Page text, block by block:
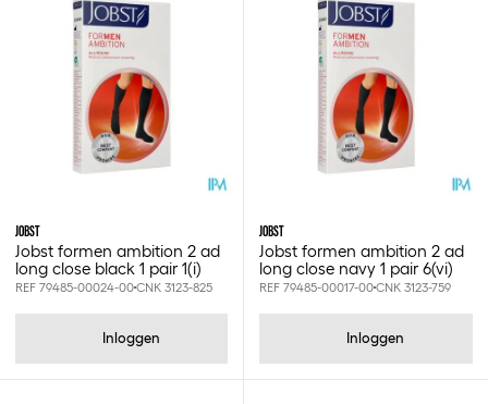
JOBST
Jobst formen ambition 2 ad
long close black 1 pair 1(i)
REF 79485-00024-00CNK 3123-825
Inloggen
JOBST
Jobst formen ambition 2 ad
long close navy 1 pair 6(vi)
REF 79485-00017-00CNK 3123-759
Inloggen